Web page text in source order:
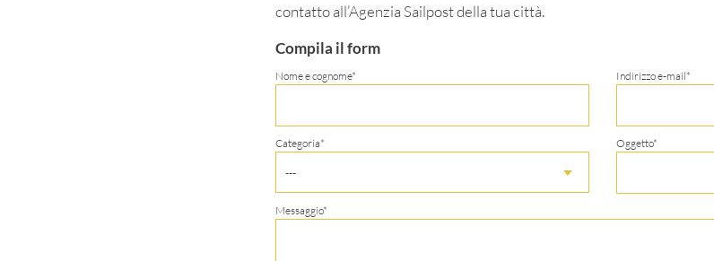
contatto all’Agenzia Sailpost della tua città.
Compila il form
Nome e cognome* Indirizzo e-mail*
Categoria*
---
Oggetto*
Messaggio*